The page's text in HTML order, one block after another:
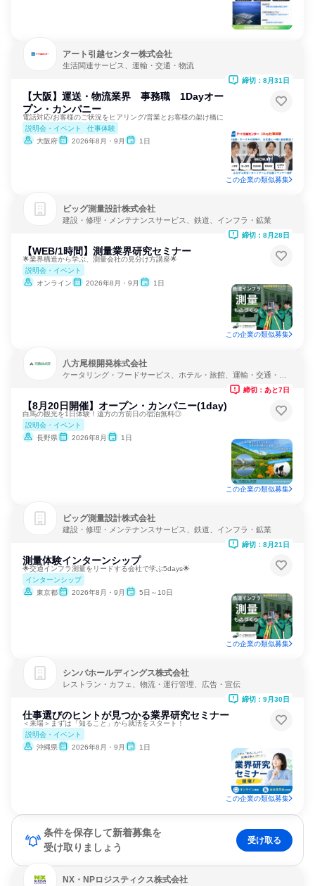
アート引越センター株式会社
生活関連サービス、運輸・交通・物流
【大阪】運送・物流業界 事務職 1Dayオー
プン・カンパニー
電話対応/お客様のご状況をヒアリング/営業とお客様の架け橋に
説明会・イベント
仕事体験
大阪府
2026年8月・9月 1日
締切：8月31日
この企業の類似募集
ビッグ測量設計株式会社
建設・修理・メンテナンスサービス、鉄道、インフラ・鉱業
【WEB/1時間】測量業界研究セミナー
🌟業界構造から学ぶ、測量会社の見分け方講座🌟
説明会・イベント
オンライン
2026年8月・9月 1日
締切：8月28日
この企業の類似募集
八方尾根開発株式会社
ケータリング・フードサービス、ホテル・旅館、運輸・交通・物
【8月20日開催】オープン・カンパニー(1day)
白馬の観光を1日体験！遠方の方前日の宿泊無料◎
説明会・イベント
長野県
2026年8月 1日
締切：あと7日
この企業の類似募集
ビッグ測量設計株式会社
建設・修理・メンテナンスサービス、鉄道、インフラ・鉱業
測量体験インターンシップ
🌟交通インフラ測量をリードする会社で学ぶ5days🌟
インターンシップ
東京都
2026年8月・9月 5日～10日
締切：8月21日
この企業の類似募集
シンバホールディングス株式会社
レストラン・カフェ、物流・運行管理、広告・宣伝
仕事選びのヒントが見つかる業界研究セミナー
＜来場＞まずは「知ること」から就活をスタート！
説明会・イベント
沖縄県
2026年8月・9月 1日
締切：9月30日
この企業の類似募集
条件を保存して新着募集を
受け取りましょう
受け取る
NX・NPロジスティクス株式会社